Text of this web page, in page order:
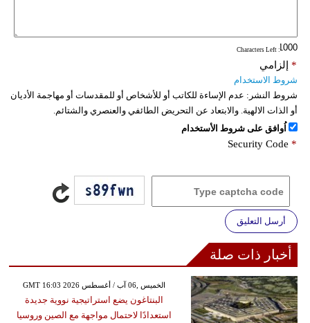
: Characters Left
إلزامي *
شروط الاستخدام
شروط النشر: عدم الإساءة للكاتب أو للأشخاص أو للمقدسات أو مهاجمة الأديان
أو الذات الالهية. والابتعاد عن التحريض الطائفي والعنصري والشتائم.
اُوافق على شروط الأستخدام
Security Code *
أرسل التعليق
أخبار ذات صلة
GMT 16:03 2026 الخميس ,06 آب / أغسطس
البنتاغون يضع استراتيجية نووية جديدة
استعدادًا لاحتمال مواجهة مع الصين وروسيا